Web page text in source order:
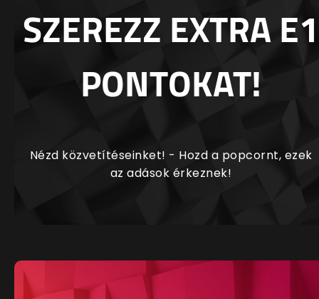
SZEREZZ EXTRA E1
PONTOKAT!
Nézd közvetítéseinket! - Hozd a popcornt, ezek
az adások érkeznek!